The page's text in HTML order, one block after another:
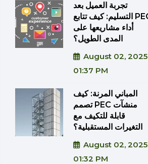
تجربة العميل بعد
التسليم: كيف تتابع PEC
أداء مشاريعها على
المدى الطويل؟
August 02, 2025
01:37 PM
المباني المرنة: كيف
تصمم PEC منشآت
قابلة للتكيف مع
التغيرات المستقبلية؟
August 02, 2025
01:32 PM